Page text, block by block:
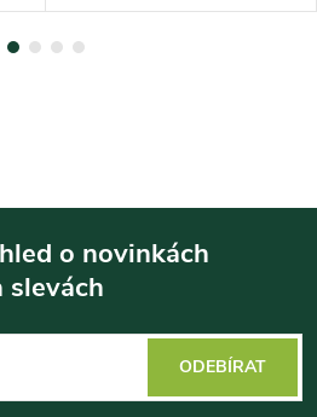
o novinkách
slevách
ODEBÍRAT